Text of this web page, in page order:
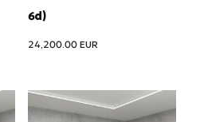
6d)
24,200.00 EUR